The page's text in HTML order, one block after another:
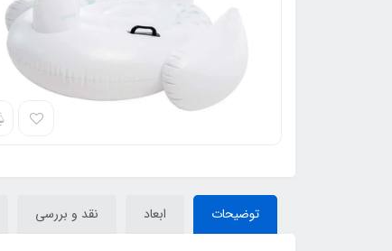
توضیحات ابعاد نقد و بررسی